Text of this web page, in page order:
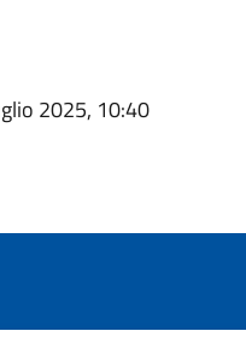
2025, 10:40